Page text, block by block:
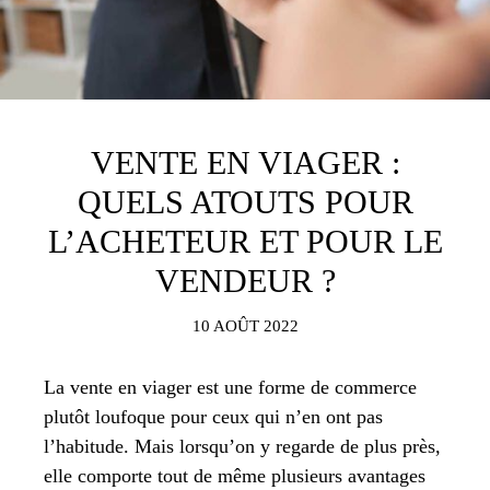
VENTE EN VIAGER :
QUELS ATOUTS POUR
L’ACHETEUR ET POUR LE
VENDEUR ?
10 AOÛT 2022
La vente en viager est une forme de commerce
plutôt loufoque pour ceux qui n’en ont pas
l’habitude. Mais lorsqu’on y regarde de plus près,
elle comporte tout de même plusieurs avantages